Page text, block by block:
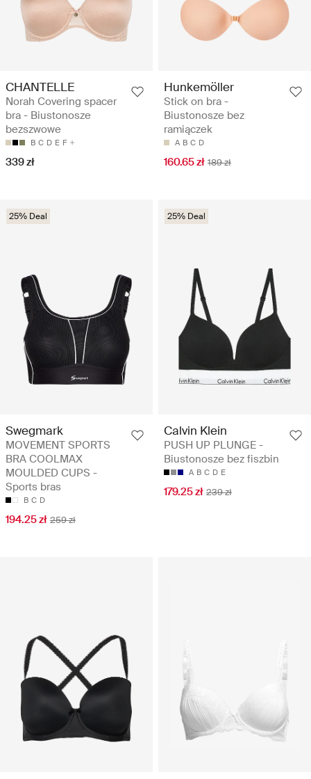
CHANTELLE
Norah Covering spacer
bra - Biustonosze
bezszwowe
B C D E F
339 zł
Hunkemöller
Stick on bra -
Biustonosze bez
ramiączek
A B C D
160.65 zł 189 zł
25% Deal
Swegmark
MOVEMENT SPORTS
BRA COOLMAX
MOULDED CUPS -
Sports bras
B C D
194.25 zł 259 zł
25% Deal
Calvin Klein
PUSH UP PLUNGE -
Biustonosze bez fiszbin
A B C D E
179.25 zł 239 zł